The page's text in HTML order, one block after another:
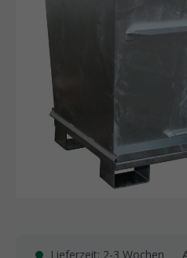
Lieferzeit: 2-3 Wochen